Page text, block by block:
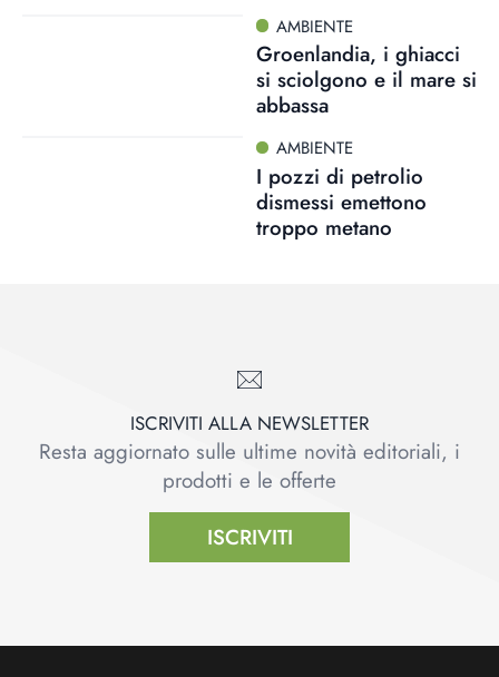
AMBIENTE
Groenlandia, i ghiacci
si sciolgono e il mare si
abbassa
AMBIENTE
I pozzi di petrolio
dismessi emettono
troppo metano
ISCRIVITI ALLA NEWSLETTER
Resta aggiornato sulle ultime novità editoriali, i
prodotti e le offerte
ISCRIVITI